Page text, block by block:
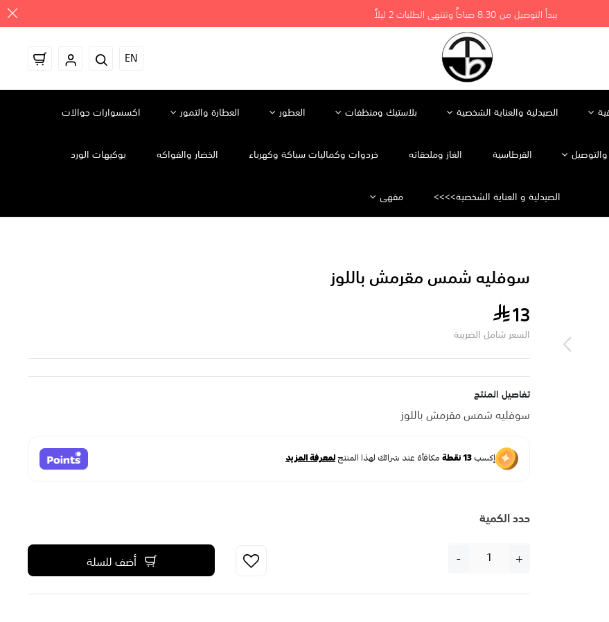
يبدأ التوصيل من 8.30 صباحاً وتنتهي الطلبات 2 ليلاً
EN
الصيدلية والعناية الشخصية بلاستيك ومنظفات العطور العطارة والتمور اكسسوارات جوالات
القرطاسية الغاز وملحقاته خردوات وكماليات سباكة وكهرباء الخضار والفواكه بوكيهات الورد
الصيدلية و العناية الشخصية>>>> مقهى
سوفليه شمس مقرمش باللوز
13
السعر شامل الضريبة
تفاصيل المنتج
سوفليه شمس مقرمش باللوز
حدد الكمية
+
- أضف للسلة